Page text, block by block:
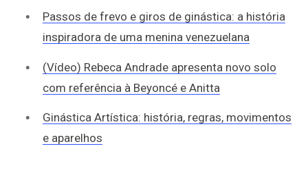
Passos de frevo e giros de ginástica: a história
inspiradora de uma menina venezuelana
(Vídeo) Rebeca Andrade apresenta novo solo
com referência à Beyoncé e Anitta
Ginástica Artística: história, regras, movimentos
e aparelhos